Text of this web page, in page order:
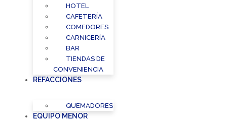
HOTEL
CAFETERÍA
COMEDORES
CARNICERÍA
BAR
TIENDAS DE
CONVENIENCIA
REFACCIONES
QUEMADORES
EQUIPO MENOR